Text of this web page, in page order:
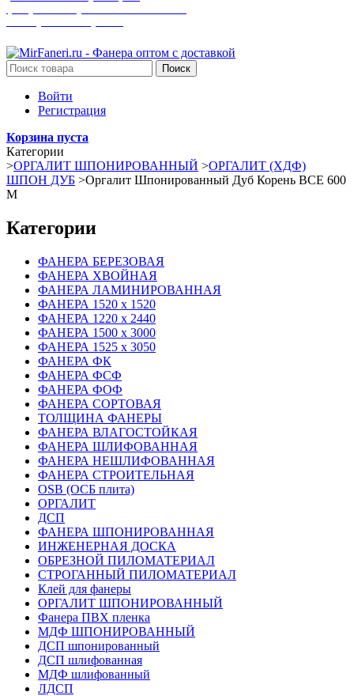
Поиск
Войти
Регистрация
Корзина пуста
Категории
>ОРГАЛИТ ШПОНИРОВАННЫЙ >ОРГАЛИТ (ХДФ)
ШПОН ДУБ >Оргалит Шпонированный Дуб Корень BCE 600
M
Категории
ФАНЕРА БЕРЕЗОВАЯ
ФАНЕРА ХВОЙНАЯ
ФАНЕРА ЛАМИНИРОВАННАЯ
ФАНЕРА 1520 х 1520
ФАНЕРА 1220 х 2440
ФАНЕРА 1500 х 3000
ФАНЕРА 1525 х 3050
ФАНЕРА ФК
ФАНЕРА ФСФ
ФАНЕРА ФОФ
ФАНЕРА СОРТОВАЯ
ТОЛЩИНА ФАНЕРЫ
ФАНЕРА ВЛАГОСТОЙКАЯ
ФАНЕРА ШЛИФОВАННАЯ
ФАНЕРА НЕШЛИФОВАННАЯ
ФАНЕРА СТРОИТЕЛЬНАЯ
OSB (ОСБ плита)
ОРГАЛИТ
ДСП
ФАНЕРА ШПОНИРОВАННАЯ
ИНЖЕНЕРНАЯ ДОСКА
ОБРЕЗНОЙ ПИЛОМАТЕРИАЛ
СТРОГАННЫЙ ПИЛОМАТЕРИАЛ
Клей для фанеры
ОРГАЛИТ ШПОНИРОВАННЫЙ
Фанера ПВХ пленка
МДФ ШПОНИРОВАННЫЙ
ДСП шпонированный
ДСП шлифованная
МДФ шлифованный
ЛДСП